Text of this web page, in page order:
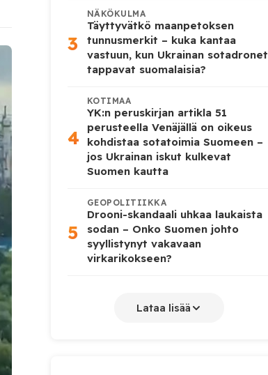
3
NÄKÖKULMA
Täyttyvätkö maanpetoksen
tunnusmerkit – kuka kantaa
vastuun, kun Ukrainan sotadronet
tappavat suomalaisia?
4
KOTIMAA
YK:n peruskirjan artikla 51
perusteella Venäjällä on oikeus
kohdistaa sotatoimia Suomeen –
jos Ukrainan iskut kulkevat
Suomen kautta
5
GEOPOLITIIKKA
Drooni-skandaali uhkaa laukaista
sodan – Onko Suomen johto
syyllistynyt vakavaan
virkarikokseen?
Lataa lisää